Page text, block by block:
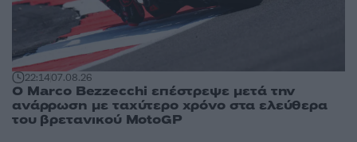
22:1407.08.26
Ο Marco Bezzecchi επέστρεψε μετά την
ανάρρωση με ταχύτερο χρόνο στα ελεύθερα
του βρετανικού MotoGP